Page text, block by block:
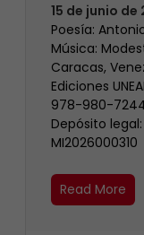
15 de junio de
Poesía:
Música:
Caracas,
Ediciones
978-980-
Depósito legal:
MI2026000310
Read More